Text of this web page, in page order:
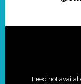
Feed not